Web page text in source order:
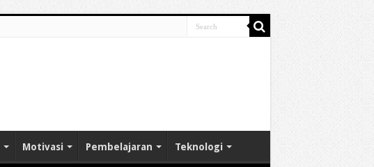
Motivasi Pembelajaran Teknologi